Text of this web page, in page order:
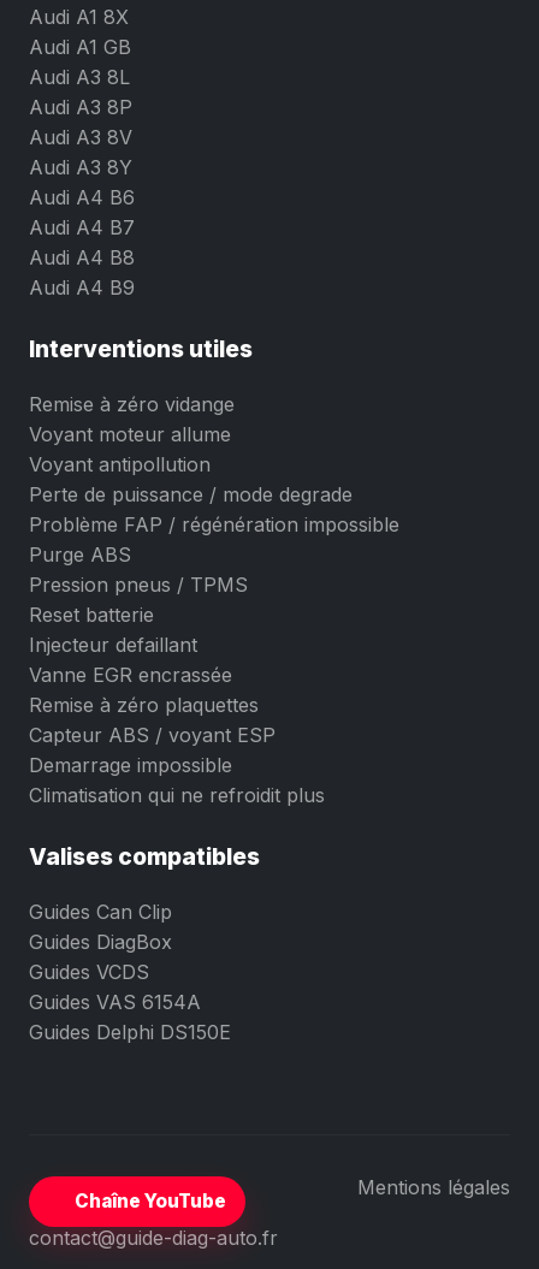
Audi A1 8X
Audi A1 GB
Audi A3 8L
Audi A3 8P
Audi A3 8V
Audi A3 8Y
Audi A4 B6
Audi A4 B7
Audi A4 B8
Audi A4 B9
Interventions utiles
Remise à zéro vidange
Voyant moteur allume
Voyant antipollution
Perte de puissance / mode degrade
Problème FAP / régénération impossible
Purge ABS
Pression pneus / TPMS
Reset batterie
Injecteur defaillant
Vanne EGR encrassée
Remise à zéro plaquettes
Capteur ABS / voyant ESP
Demarrage impossible
Climatisation qui ne refroidit plus
Valises compatibles
Guides Can Clip
Guides DiagBox
Guides VCDS
Guides VAS 6154A
Guides Delphi DS150E
Chaîne YouTube
Mentions légales
contact@guide-diag-auto.fr